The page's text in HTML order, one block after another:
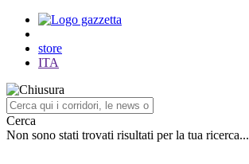
store
ITA
Cerca
Non sono stati trovati risultati per la tua ricerca...